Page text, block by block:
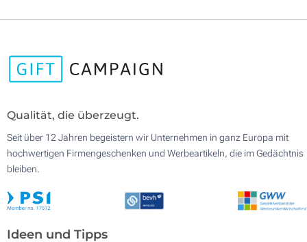
Qualität, die überzeugt.
Seit über 12 Jahren begeistern wir Unternehmen in ganz Europa mit
hochwertigen Firmengeschenken und Werbeartikeln, die im Gedächtnis
bleiben.
Ideen und Tipps